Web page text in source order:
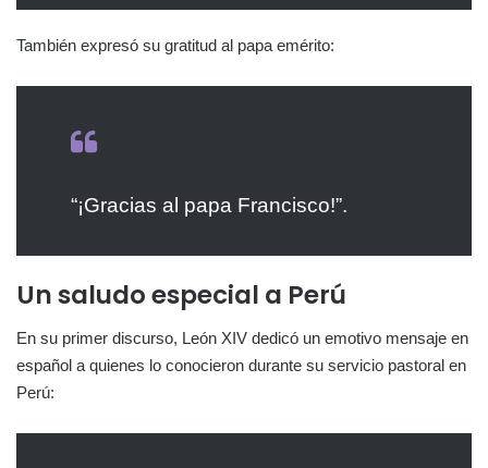
También expresó su gratitud al papa emérito:
“¡Gracias al papa Francisco!”.
Un saludo especial a Perú
En su primer discurso, León XIV dedicó un emotivo mensaje en
español a quienes lo conocieron durante su servicio pastoral en
Perú: